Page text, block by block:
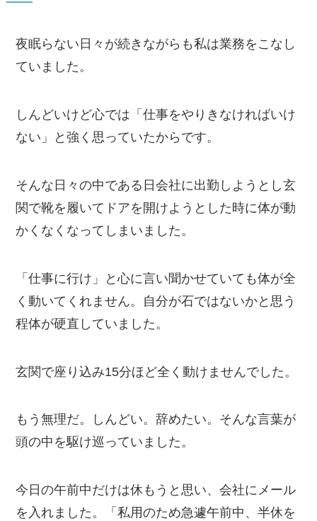
夜眠らない日々が続きながらも私は業務をこなし
ていました。
しんどいけど心では 「仕事をやりきなければいけ
ない」と強く思っていたからです。
そんな日々の中である日会社に出勤しようとし玄
関で靴を履いてドアを開けようとした時に体が動
かくなくなってしまいました。
「仕事に行け」と心に言い聞かせていても体が全
く動いてくれません。自分が石ではないかと思う
程体が硬直していました。
玄関で座り込み15分ほど全く動けませんでした。
もう無理だ。しんどい。辞めたい。そんな言葉が
頭の中を駆け巡っていました。
今日の午前中だけは休もうと思い、会社にメール
を入れました。「私用のため急遽午前中、半休を